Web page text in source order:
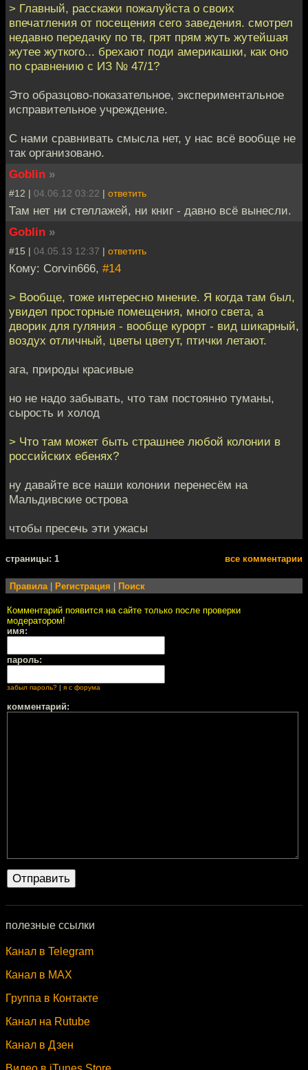
> Главный, расскажи пожалуйста о своих
впечатления от посещения сего заведения. смотрел
недавно передачку по тв, грят прям жуть жутейшая
жутее жуткого... брехают поди америкашки, как оно
по сравнению с ИЗ № 47/1?
Это образцово-показательное, экспериментальное
исправительное учреждение.
С нами сравнивать смысла нет, у нас всё вообще не
так организовано.
Goblin »
#12 | 04.06.12 03:22 | ответить
Там нет ни стеллажей, ни книг - давно всё вынесли.
Goblin »
#15 | 04.05.13 12:37 | ответить
Кому: Corvin666, #14
> Вообще, тоже интересно мнение. Я когда там был,
увидел просторные помещения, много света, а
дворик для гуляния - вообще курорт - вид шикарный,
воздух отличный, цветы цветут, птички летают.
ага, природы красивые
но не надо забывать, что там постоянно туманы,
сырость и холод
> Что там может быть страшнее любой колонии в
российских ебенях?
ну давайте все наши колонии перенесём на
Мальдивские острова
чтобы пресечь эти ужасы
cтраницы: 1 все комментарии
Правила| Регистрация Поиск
Комментарий появится на сайте только после проверки
модератором!
имя:
пароль:
забыл пароль? | я с форума
комментарий:
полезные ссылки
Канал в Telegram
Канал в MAX
Группа в Контакте
Канал на Rutube
Канал в Дзен